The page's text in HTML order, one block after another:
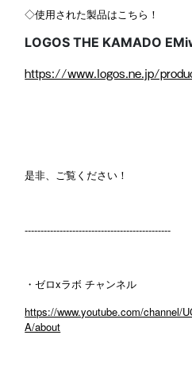
◇使用された製品はこちら！
LOGOS THE KAMADO
https://www.logos.ne.jp/
是非、ご覧ください！
----------------------------------------------
・ゼロxラボ チャンネル
https://www.youtube.com/channel/
A/about